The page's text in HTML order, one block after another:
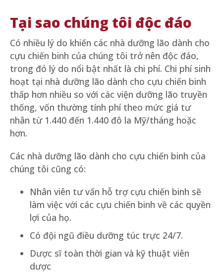
Tại sao chúng tôi độc đáo
Có nhiều lý do khiến các nhà dưỡng lão dành cho
cựu chiến binh của chúng tôi trở nên độc đáo,
trong đó lý do nổi bật nhất là chi phí. Chi phí sinh
hoạt tại nhà dưỡng lão dành cho cựu chiến binh
thấp hơn nhiều so với các viện dưỡng lão truyền
thống, vốn thường tính phí theo mức giá tư
nhân từ 1.440 đến 1.440 đô la Mỹ/tháng hoặc
hơn.
Các nhà dưỡng lão dành cho cựu chiến binh của
chúng tôi cũng có:
Nhân viên tư vấn hỗ trợ cựu chiến binh sẽ
làm việc với các cựu chiến binh về các quyền
lợi của họ.
Có đội ngũ điều dưỡng túc trực 24/7.
Dược sĩ toàn thời gian và kỹ thuật viên
dược